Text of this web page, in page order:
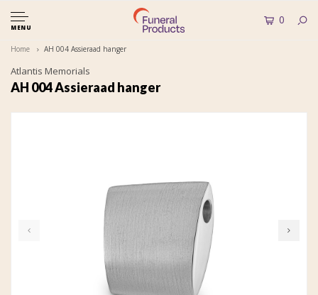
MENU
0
Home AH 004 Assieraad hanger
Atlantis Memorials
AH 004 Assieraad hanger